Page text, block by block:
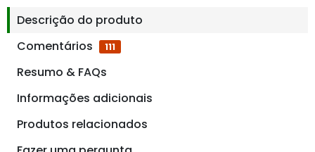
Descrição do produto
Comentários
111
Resumo & FAQs
Informações adicionais
Produtos relacionados